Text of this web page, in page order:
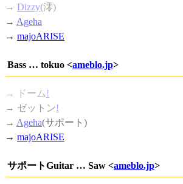
→ Dizzy(澪)
→ Ageha
→ majoARISE
Bass … tokuo <ameblo.jp>
→ ドーム !
→ ゼットン!
→ Ageha(サポート)
→ majoARISE
サポートGuitar … Saw <ameblo.jp>